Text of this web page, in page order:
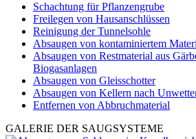
Schachtung für Pflanzengrube
Freilegen von Hausanschlüssen
Reinigung der Tunnelsohle
Absaugen von kontaminiertem
Absaugen von Restmaterial aus
Biogasanlagen
Absaugen von Gleisschotter
Absaugen von Kellern nach
Entfernen von Abbruchmaterial
GALERIE DER SAUGSYSTEME